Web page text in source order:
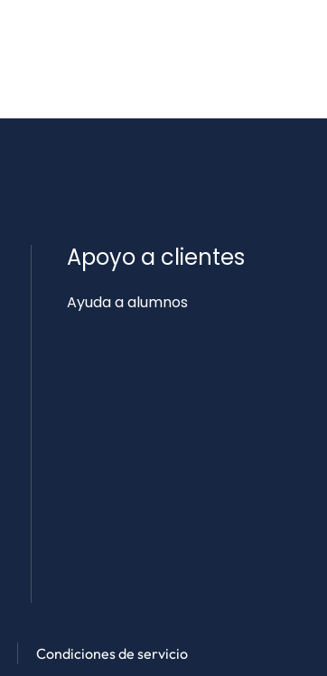
Apoyo a clientes
Ayuda a alumnos
Condiciones de servicio